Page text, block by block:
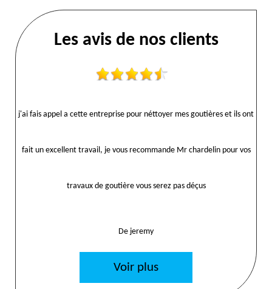
Les avis de nos clients
j'ai fais appel a cette entreprise pour néttoyer mes goutières et ils ont
fait un excellent travail, je vous recommande Mr chardelin pour vos
travaux de goutière vous serez pas déçus
De jeremy
Voir plus